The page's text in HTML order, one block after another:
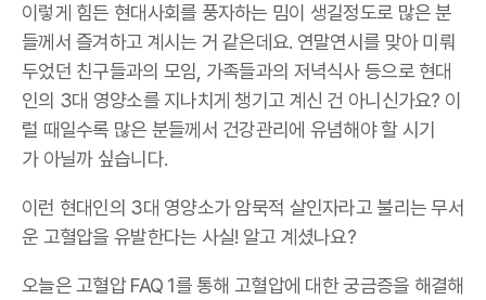
이렇게 힘든 현대사회를 풍자하는 밈이 생길정도로 많은 분
들께서 즐겨하고 계시는 거 같은데요. 연말연시를 맞아 미뤄
두었던 친구들과의 모임, 가족들과의 저녁식사 등으로 현대
인의 3대 영양소를 지나치게 챙기고 계신 건 아니신가요? 이
럴 때일수록 많은 분들께서 건강관리에 유념해야 할 시기
가 아닐까 싶습니다.
이런 현대인의 3대 영양소가 암묵적 살인자라고 불리는 무서
운 고혈압을 유발한다는 사실! 알고 계셨나요?
오늘은 고혈압 FAQ 1를 통해 고혈압에 대한 궁금증을 해결해